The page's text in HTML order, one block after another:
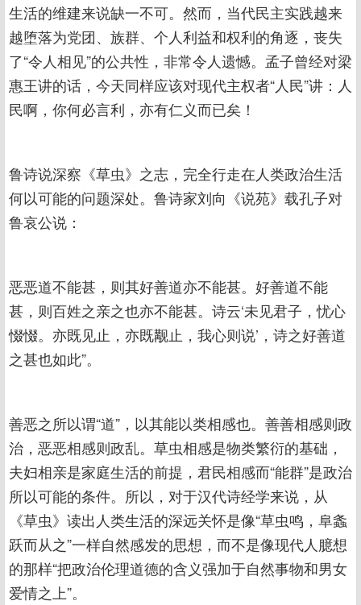
生活的维建来说缺一不可。然而，当代民主实践越来
越堕落为党团、族群、个人利益和权利的角逐，丧失
了“令人相见”的公共性，非常令人遗憾。孟子曾经对梁
惠王讲的话，今天同样应该对现代主权者“人民”讲：人
民啊，你何必言利，亦有仁义而已矣！
鲁诗说深察《草虫》之志，完全行走在人类政治生活
何以可能的问题深处。鲁诗家刘向《说苑》载孔子对
鲁哀公说：
恶恶道不能甚，则其好善道亦不能甚。好善道不能
甚，则百姓之亲之也亦不能甚。诗云‘未见君子，忧心
惙惙。亦既见止，亦既觏止，我心则说’，诗之好善道
之甚也如此”。
善恶之所以谓“道”，以其能以类相感也。善善相感则政
治，恶恶相感则政乱。草虫相感是物类繁衍的基础，
夫妇相亲是家庭生活的前提，君民相感而“能群”是政治
所以可能的条件。所以，对于汉代诗经学来说，从
《草虫》读出人类生活的深远关怀是像“草虫鸣，阜螽
跃而从之”一样自然感发的思想，而不是像现代人臆想
的那样“把政治伦理道德的含义强加于自然事物和男女
爱情之上”。